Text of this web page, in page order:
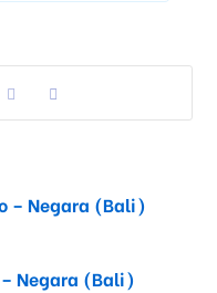
– Negara (Bali)
Negara (Bali)